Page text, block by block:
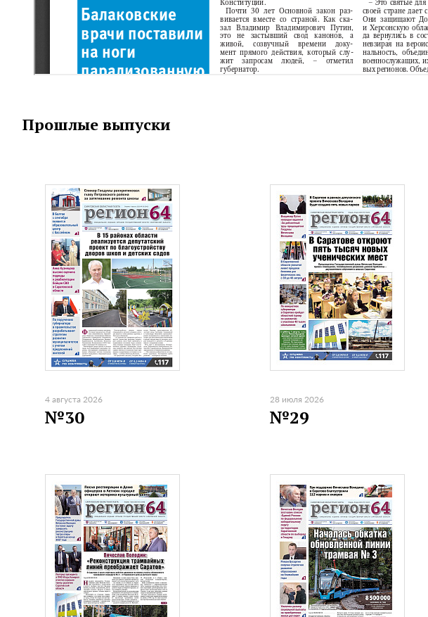
Прошлые выпуски
4 августа 2026
№30
28 июля 2026
№29